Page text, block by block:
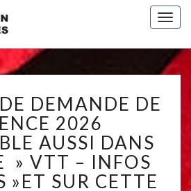
DE
DEMANDE
DE
LICENCE
2026
DISPONIBLE
DEMANDE DE
2026
AUSSI DANS
» VTT – INFOS
»ET SUR CETTE